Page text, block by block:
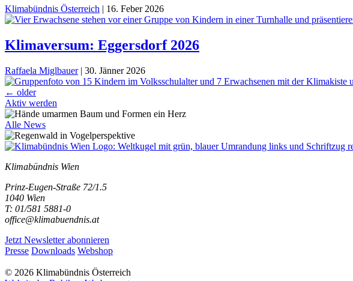
Klimabündnis Österreich | 16. Feber 2026
Klimaversum: Eggersdorf 2026
Raffaela Miglbauer | 30. Jänner 2026
Beitragsnavigation
← older
Aktiv werden
Alle News
Klimabündnis Wien
Prinz-Eugen-Straße 72/1.5
1040 Wien
T: 01/581 5881-0
office@klimabuendnis.at
Jetzt Newsletter abonnieren
Presse Downloads Webshop
© 2026 Klimabündnis Österreich